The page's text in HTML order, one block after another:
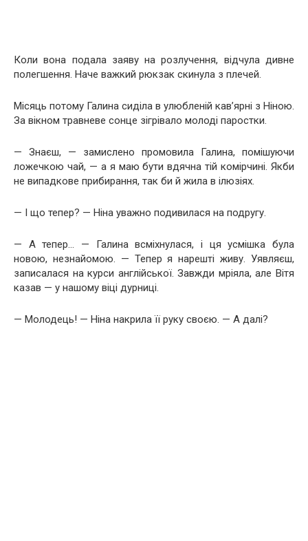
Коли вона подала заяву на розлучення, відчула дивне
полегшення. Наче важкий рюкзак скинула з плечей.
Місяць потому Галина сиділа в улюбленій кав’ярні з Ніною.
За вікном травневе сонце зігрівало молоді паростки.
— Знаєш, — замислено промовила Галина, помішуючи
ложечкою чай, — а я маю бути вдячна тій комірчині. Якби
не випадкове прибирання, так би й жила в ілюзіях.
— І що тепер? — Ніна уважно подивилася на подругу.
— А тепер… — Галина всміхнулася, і ця усмішка була
новою, незнайомою. — Тепер я нарешті живу. Уявляєш,
записалася на курси англійської. Завжди мріяла, але Вітя
казав — у нашому віці дурниці.
— Молодець! — Ніна накрила її руку своєю. — А далі?